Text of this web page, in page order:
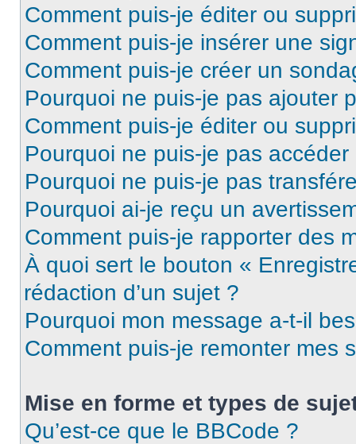
Comment puis-je éditer ou
Comment puis-je insérer une
Comment puis-je créer un
Pourquoi ne puis-je pas ajouter
Comment puis-je éditer ou
Pourquoi ne puis-je pas
Pourquoi ne puis-je pas
Pourquoi ai-je reçu un
Comment puis-je rapporter des
À quoi sert le bouton «
rédaction d’un sujet ?
Pourquoi mon message a-t-il
Comment puis-je remonter mes
Mise en forme et types de
Qu’est-ce que le BBCode ?